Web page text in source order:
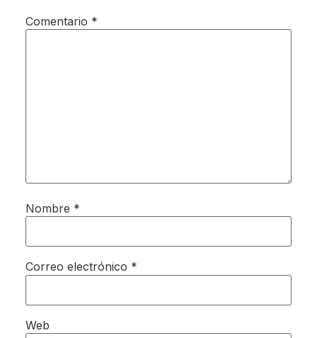
Comentario *
Nombre *
Correo electrónico *
Web